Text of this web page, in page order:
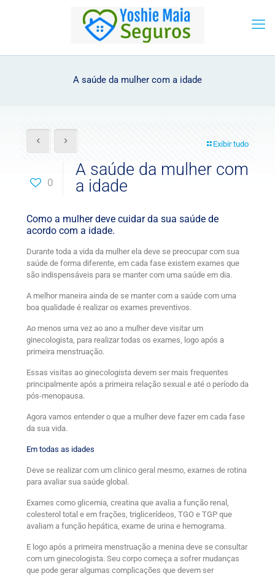
A saúde da mulher com a idade
Exibir tudo
0
A saúde da mulher com
a idade
Como a mulher deve cuidar da sua saúde de
acordo com a idade.
Durante toda a vida da mulher ela deve se preocupar com sua
saúde de forma diferente, em cada fase existem exames que
são indispensáveis para se manter com uma saúde em dia.
A melhor maneira ainda de se manter com a saúde com uma
boa qualidade é realizar os exames preventivos.
Ao menos uma vez ao ano a mulher deve visitar um
ginecologista, para realizar todas os exames, logo após a
primeira menstruação.
Essas visitas ao ginecologista devem ser mais frequentes
principalmente após a primeira relação sexual e até o período da
pós-menopausa.
Agora vamos entender o que a mulher deve fazer em cada fase
da sua vida.
Em todas as idades
Deve se realizar com um clinico geral mesmo, exames de rotina
para avaliar sua saúde global.
Exames como glicemia, creatina que avalia a função renal,
colesterol total e em frações, triglicerídeos, TGO e TGP que
avaliam a função hepática, exame de urina e hemograma.
E logo após a primeira menstruação a menina deve se consultar
com um ginecologista. Seu corpo começa a sofrer mudanças
que pode gerar algumas complicações que devem ser